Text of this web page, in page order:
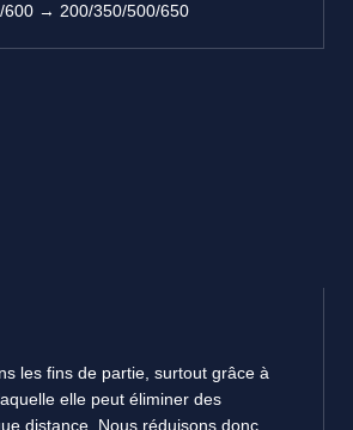
600 → 200/350/500/650
les fins de partie, surtout grâce à
elle peut éliminer des
distance. Nous réduisons donc